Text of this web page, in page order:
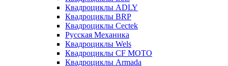
Квадроциклы ADLY
Квадроциклы BRP
Квадроциклы Cectek
Русская Механика
Квадроциклы Wels
Квадроциклы CF MOTO
Квадроциклы Armada